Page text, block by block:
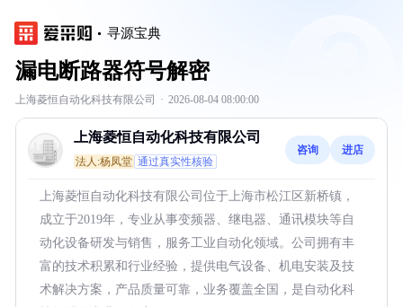
寻源宝典
漏电断路器符号解密
上海菱恒自动化科技有限公司 · 2026-08-04 08:00:00
上海菱恒自动化科技有限公司
法人:杨凤堂 通过真实性核验
咨询 进店
上海菱恒自动化科技有限公司位于上海市松江区新桥镇，
成立于2019年，专业从事变频器、继电器、通讯模块等自
动化设备研发与销售，服务工业自动化领域。公司拥有丰
富的技术积累和行业经验，提供电气设备、机电安装及技
术解决方案，产品质量可靠，业务覆盖全国，是自动化科